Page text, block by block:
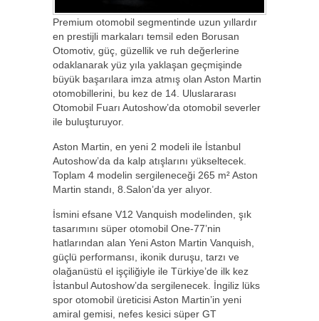
Premium otomobil segmentinde uzun yıllardır
en prestijli markaları temsil eden Borusan
Otomotiv, güç, güzellik ve ruh değerlerine
odaklanarak yüz yıla yaklaşan geçmişinde
büyük başarılara imza atmış olan Aston Martin
otomobillerini, bu kez de 14. Uluslararası
Otomobil Fuarı Autoshow’da otomobil severler
ile buluşturuyor.
Aston Martin, en yeni 2 modeli ile İstanbul
Autoshow’da da kalp atışlarını yükseltecek.
Toplam 4 modelin sergileneceği 265 m² Aston
Martin standı, 8.Salon’da yer alıyor.
İsmini efsane V12 Vanquish modelinden, şık
tasarımını süper otomobil One-77’nin
hatlarından alan Yeni Aston Martin Vanquish,
güçlü performansı, ikonik duruşu, tarzı ve
olağanüstü el işçiliğiyle ile Türkiye’de ilk kez
İstanbul Autoshow’da sergilenecek. İngiliz lüks
spor otomobil üreticisi Aston Martin’in yeni
amiral gemisi, nefes kesici süper GT